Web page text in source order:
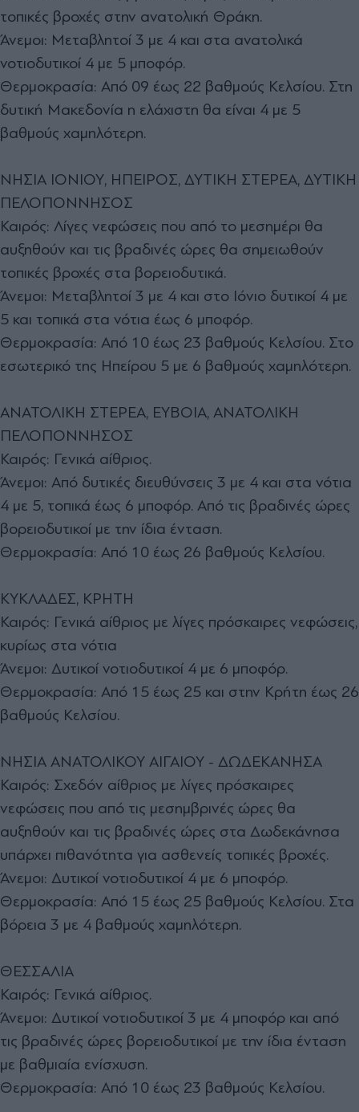
τοπικές βροχές στην ανατολική Θράκη.
Άνεμοι: Μεταβλητοί 3 με 4 και στα ανατολικά
νοτιοδυτικοί 4 με 5 μποφόρ.
Θερμοκρασία: Από 09 έως 22 βαθμούς Κελσίου. Στη
δυτική Μακεδονία η ελάχιστη θα είναι 4 με 5
βαθμούς χαμηλότερη.
ΝΗΣΙΑ ΙΟΝΙΟΥ, ΗΠΕΙΡΟΣ, ΔΥΤΙΚΗ ΣΤΕΡΕΑ, ΔΥΤΙΚΗ
ΠΕΛΟΠΟΝΝΗΣΟΣ
Καιρός: Λίγες νεφώσεις που από το μεσημέρι θα
αυξηθούν και τις βραδινές ώρες θα σημειωθούν
τοπικές βροχές στα βορειοδυτικά.
Άνεμοι: Μεταβλητοί 3 με 4 και στο Ιόνιο δυτικοί 4 με
5 και τοπικά στα νότια έως 6 μποφόρ.
Θερμοκρασία: Από 10 έως 23 βαθμούς Κελσίου. Στο
εσωτερικό της Ηπείρου 5 με 6 βαθμούς χαμηλότερη.
ΑΝΑΤΟΛΙΚΗ ΣΤΕΡΕΑ, ΕΥΒΟΙΑ, ΑΝΑΤΟΛΙΚΗ
ΠΕΛΟΠΟΝΝΗΣΟΣ
Καιρός: Γενικά αίθριος.
Άνεμοι: Από δυτικές διευθύνσεις 3 με 4 και στα νότια
4 με 5, τοπικά έως 6 μποφόρ. Από τις βραδινές ώρες
βορειοδυτικοί με την ίδια ένταση.
Θερμοκρασία: Από 10 έως 26 βαθμούς Κελσίου.
ΚΥΚΛΑΔΕΣ, ΚΡΗΤΗ
Καιρός: Γενικά αίθριος με λίγες πρόσκαιρες νεφώσεις,
κυρίως στα νότια
Άνεμοι: Δυτικοί νοτιοδυτικοί 4 με 6 μποφόρ.
Θερμοκρασία: Από 15 έως 25 και στην Κρήτη έως 26
βαθμούς Κελσίου.
ΝΗΣΙΑ ΑΝΑΤΟΛΙΚΟΥ ΑΙΓΑΙΟΥ - ΔΩΔΕΚΑΝΗΣΑ
Καιρός: Σχεδόν αίθριος με λίγες πρόσκαιρες
νεφώσεις που από τις μεσημβρινές ώρες θα
αυξηθούν και τις βραδινές ώρες στα Δωδεκάνησα
υπάρχει πιθανότητα για ασθενείς τοπικές βροχές.
Άνεμοι: Δυτικοί νοτιοδυτικοί 4 με 6 μποφόρ.
Θερμοκρασία: Από 15 έως 25 βαθμούς Κελσίου. Στα
βόρεια 3 με 4 βαθμούς χαμηλότερη.
ΘΕΣΣΑΛΙΑ
Καιρός: Γενικά αίθριος.
Άνεμοι: Δυτικοί νοτιοδυτικοί 3 με 4 μποφόρ και από
τις βραδινές ώρες βορειοδυτικοί με την ίδια ένταση
με βαθμιαία ενίσχυση.
Θερμοκρασία: Από 10 έως 23 βαθμούς Κελσίου.